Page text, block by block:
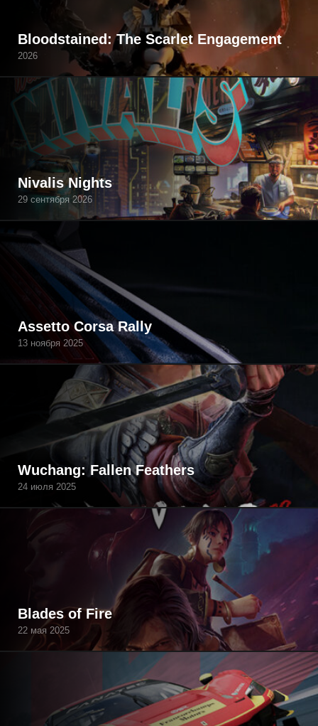
Bloodstained: The Scarlet Engagement
2026
Nivalis Nights
29 сентября 2026
Assetto Corsa Rally
13 ноября 2025
Wuchang: Fallen Feathers
24 июля 2025
Blades of Fire
22 мая 2025